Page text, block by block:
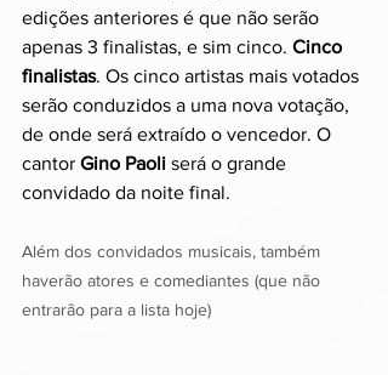
edições anteriores é que não serão
apenas 3 finalistas, e sim cinco. Cinco
finalistas. Os cinco artistas mais votados
serão conduzidos a uma nova votação,
de onde será extraído o vencedor. O
cantor Gino Paoli será o grande
convidado da noite final.
Além dos convidados musicais, também
haverão atores e comediantes (que não
entrarão para a lista hoje)